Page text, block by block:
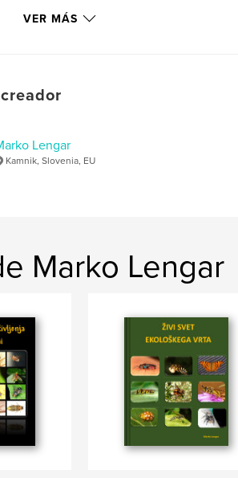
VER MÁS
Lengar
Kamnik, Slovenia, EU
Marko Lengar